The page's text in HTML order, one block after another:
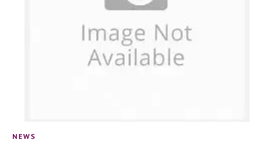
NEWS